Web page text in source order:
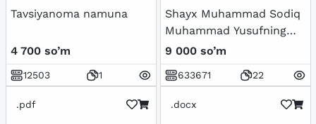
Tavsiyanoma namuna
4 700 so’m
12503 1
Shayx Muhammad Sodiq
Muhammad Yusufning
Baxtiyor oila asarida
islom qadriyatlarining
talqini
9 000 so’m
633671 22
.pdf .docx